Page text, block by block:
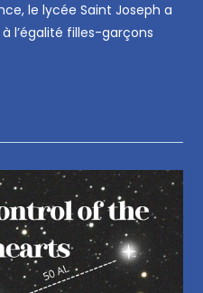
le lycée Saint Joseph a
l’égalité filles-garçons